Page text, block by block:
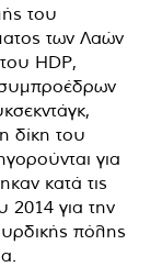
του
των Λαών
HDP,
δίκη του
για
κατά τις
2014 για την
πόλης